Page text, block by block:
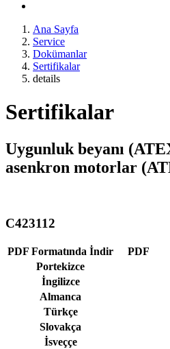
Ana Sayfa
Service
Dokümanlar
Sertifikalar
details
Sertifikalar
Uygunluk beyanı
asenkron motorlar
C423112
PDF Formatında İndir
PDF
Portekizce
İngilizce
Almanca
Türkçe
Slovakça
İsveççe